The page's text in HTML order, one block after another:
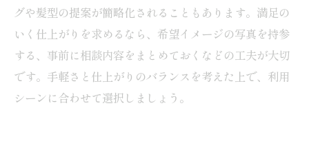
グや髪型の提案が簡略化されることもあります。満足の
いく仕上がりを求めるなら、希望イメージの写真を持参
する、事前に相談内容をまとめておくなどの工夫が大切
です。手軽さと仕上がりのバランスを考えた上で、利用
シーンに合わせて選択しましょう。